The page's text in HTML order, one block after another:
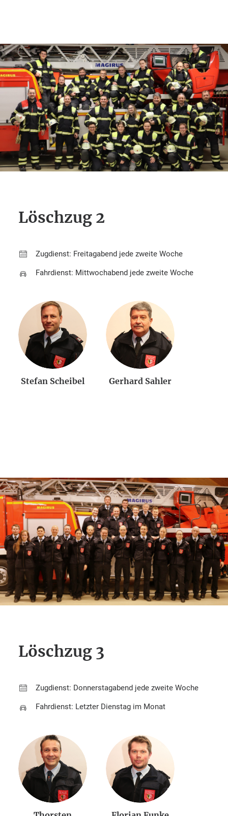
Löschzug 2
Zugdienst: Freitagabend jede zweite Woche
Fahrdienst: Mittwochabend jede zweite Woche
Stefan Scheibel Gerhard Sahler
Löschzug 3
Zugdienst: Donnerstagabend jede zweite Woche
Fahrdienst: Letzter Dienstag im Monat